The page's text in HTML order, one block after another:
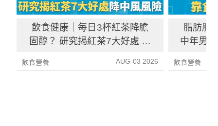
飲食健康｜每日3杯紅茶降膽
固醇？ 研究揭紅茶7大好處 降
飲食營養 AUG 03 2026
脂肪肝
中年男
飲食營養